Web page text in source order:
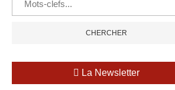
La Newsletter